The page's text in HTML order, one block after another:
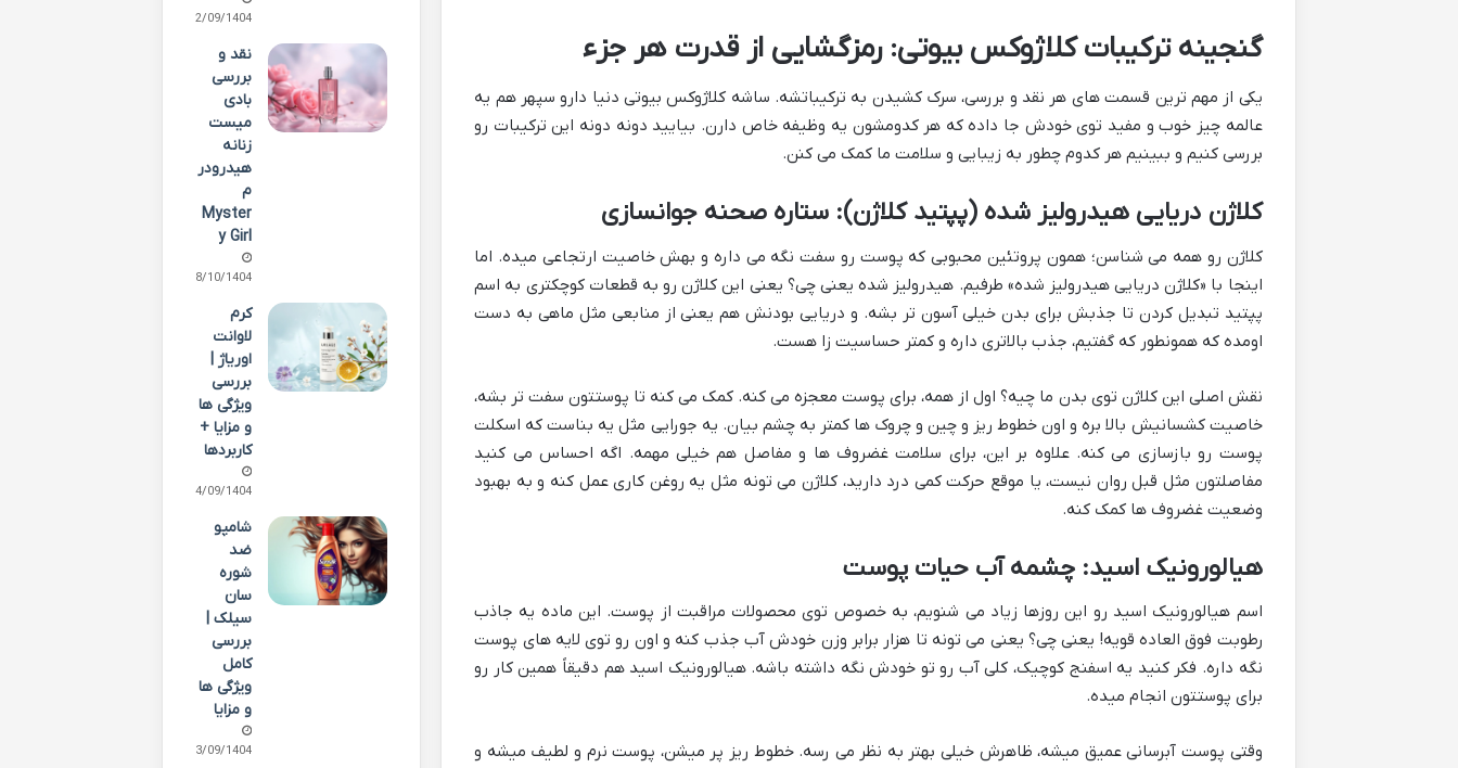
گنجینه ترکیبات کلاژوکس بیوتی: رمزگشایی از قدرت هر جزء
یکی از مهم ترین قسمت های هر نقد و بررسی، سرک کشیدن به ترکیباتشه. ساشه کلاژوکس بیوتی دنیا دارو سپهر هم یه
عالمه چیز خوب و مفید توی خودش جا داده که هر کدومشون یه وظیفه خاص دارن. بیایید دونه دونه این ترکیبات رو
بررسی کنیم و ببینیم هر کدوم چطور به زیبایی و سلامت ما کمک می کنن.
کلاژن دریایی هیدرولیز شده (پپتید کلاژن): ستاره صحنه جوانسازی
کلاژن رو همه می شناسن؛ همون پروتئین محبوبی که پوست رو سفت نگه می داره و بهش خاصیت ارتجاعی میده. اما
اینجا با «کلاژن دریایی هیدرولیز شده» طرفیم. هیدرولیز شده یعنی چی؟ یعنی این کلاژن رو به قطعات کوچکتری به اسم
پپتید تبدیل کردن تا جذبش برای بدن خیلی آسون تر بشه. و دریایی بودنش هم یعنی از منابعی مثل ماهی به دست
اومده که همونطور که گفتیم، جذب بالاتری داره و کمتر حساسیت زا هست.
نقش اصلی این کلاژن توی بدن ما چیه؟ اول از همه، برای پوست معجزه می کنه. کمک می کنه تا پوستتون سفت تر بشه،
خاصیت کشسانیش بالا بره و اون خطوط ریز و چین و چروک ها کمتر به چشم بیان. یه جورایی مثل یه بناست که اسکلت
پوست رو بازسازی می کنه. علاوه بر این، برای سلامت غضروف ها و مفاصل هم خیلی مهمه. اگه احساس می کنید
مفاصلتون مثل قبل روان نیست، یا موقع حرکت کمی درد دارید، کلاژن می تونه مثل یه روغن کاری عمل کنه و به بهبود
وضعیت غضروف ها کمک کنه.
هیالورونیک اسید: چشمه آب حیات پوست
اسم هیالورونیک اسید رو این روزها زیاد می شنویم، به خصوص توی محصولات مراقبت از پوست. این ماده یه جاذب
رطوبت فوق العاده قویه! یعنی چی؟ یعنی می تونه تا هزار برابر وزن خودش آب جذب کنه و اون رو توی لایه های پوست
نگه داره. فکر کنید یه اسفنج کوچیک، کلی آب رو تو خودش نگه داشته باشه. هیالورونیک اسید هم دقیقاً همین کار رو
برای پوستتون انجام میده.
وقتی پوست آبرسانی عمیق میشه، ظاهرش خیلی بهتر به نظر می رسه. خطوط ریز پر میشن، پوست نرم و لطیف میشه و
22/09/1404
نقد و
بررسی
بادی
میست
زنانه
هیدرودر
م
Myster
y Girl
08/10/1404
کرم
لاوانت
اوریاژ |
بررسی
ویژگی ها
و مزایا +
کاربردها
14/09/1404
شامپو
ضد
شوره
سان
سیلک |
بررسی
کامل
ویژگی ها
و مزایا
13/09/1404